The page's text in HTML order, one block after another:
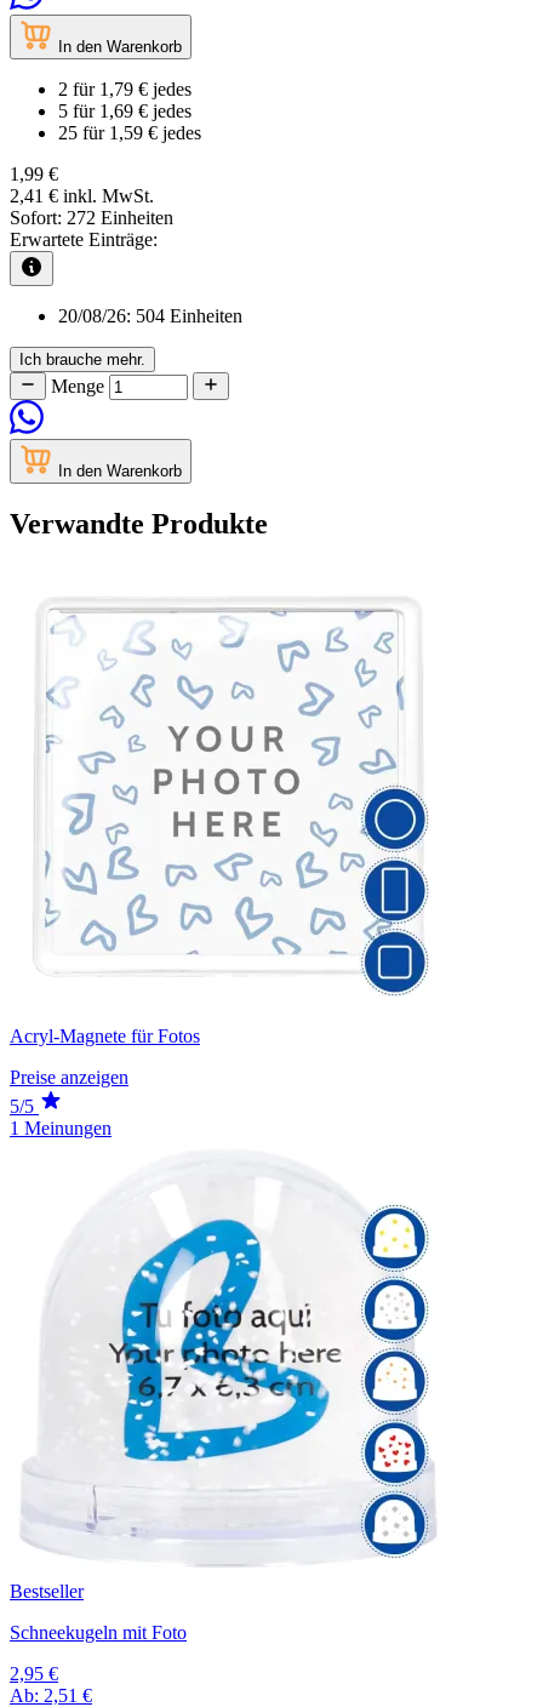
In den Warenkorb
2 für 1,79 € jedes
5 für 1,69 € jedes
25 für 1,59 € jedes
1,99 €
2,41 € inkl. MwSt.
Sofort: 272 Einheiten
Erwartete Einträge:
20/08/26: 504 Einheiten
Ich brauche mehr.
Menge
In den Warenkorb
Verwandte Produkte
Acryl-Magnete für Fotos
Preise anzeigen
5/5
1 Meinungen
Bestseller
Schneekugeln mit Foto
2,95 €
Ab: 2,51 €